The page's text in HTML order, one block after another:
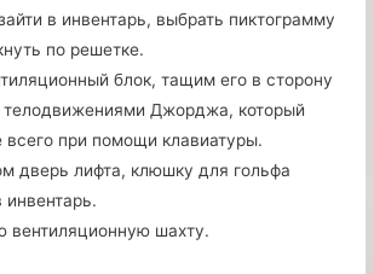
в инвентарь, выбрать пиктограмму
по решетке.
блок, тащим его в сторону
телодвижениями Джорджа, который
всего при помощи клавиатуры.
дверь лифта, клюшку для гольфа
инвентарь.
вентиляционную шахту.